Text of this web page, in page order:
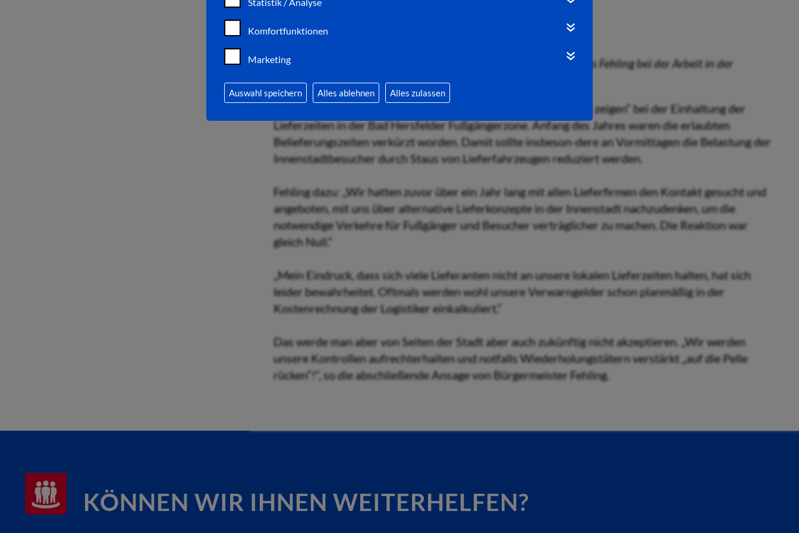
Komfortfunktionen
Marketing
Auswahl speichern Alles ablehnen Alles zulassen
Ordnungspolizeibeamter Jan Müller(l.) und Bürgermeister Thomas Fehling bei der Arbeit in der
Fußgängerzone
Zweiter Grund für Fehlings Gang auf die Straße: Er will „Flagge zeigen“ bei der Einhaltung der
Lieferzeiten in der Bad Hersfelder Fußgängerzone. Anfang des Jahres waren die erlaubten
Belieferungszeiten verkürzt worden. Damit sollte insbeson-dere an Vormittagen die Belastung der
Innenstadtbesucher durch Staus von Lieferfahrzeugen reduziert werden.
Fehling dazu: „Wir hatten zuvor über ein Jahr lang mit allen Lieferfirmen den Kontakt gesucht und
angeboten, mit uns über alternative Lieferkonzepte in der Innenstadt nachzudenken, um die
notwendige Verkehre für Fußgänger und Besucher verträglicher zu machen. Die Reaktion war
gleich Null.“
„Mein Eindruck, dass sich viele Lieferanten nicht an unsere lokalen Lieferzeiten halten, hat sich
leider bewahrheitet. Oftmals werden wohl unsere Verwarngelder schon planmäßig in der
Kostenrechnung der Logistiker einkalkuliert.“
Das werde man aber von Seiten der Stadt aber auch zukünftig nicht akzeptieren. „Wir werden
unsere Kontrollen aufrechterhalten und notfalls Wiederholungstätern verstärkt „auf die Pelle
rücken“!“, so die abschließende Ansage von Bürgermeister Fehling.
KÖNNEN WIR IHNEN WEITERHELFEN?